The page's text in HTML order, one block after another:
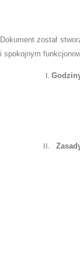
Dokument został
i spokojnym